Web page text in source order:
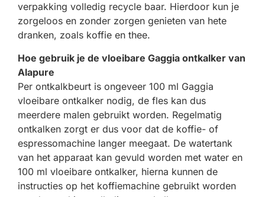
verpakking volledig recycle baar. Hierdoor kun je
zorgeloos en zonder zorgen genieten van hete
dranken, zoals koffie en thee.
Hoe gebruik je de vloeibare Gaggia ontkalker van
Alapure
Per ontkalkbeurt is ongeveer 100 ml Gaggia
vloeibare ontkalker nodig, de fles kan dus
meerdere malen gebruikt worden. Regelmatig
ontkalken zorgt er dus voor dat de koffie- of
espressomachine langer meegaat. De watertank
van het apparaat kan gevuld worden met water en
100 ml vloeibare ontkalker, hierna kunnen de
instructies op het koffiemachine gebruikt worden